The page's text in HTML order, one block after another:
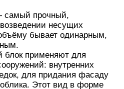
самый прочный,
несущих
бывает одинарным,
блок применяют для
внутренних
для придания фасаду
облика. Этот вид в форме